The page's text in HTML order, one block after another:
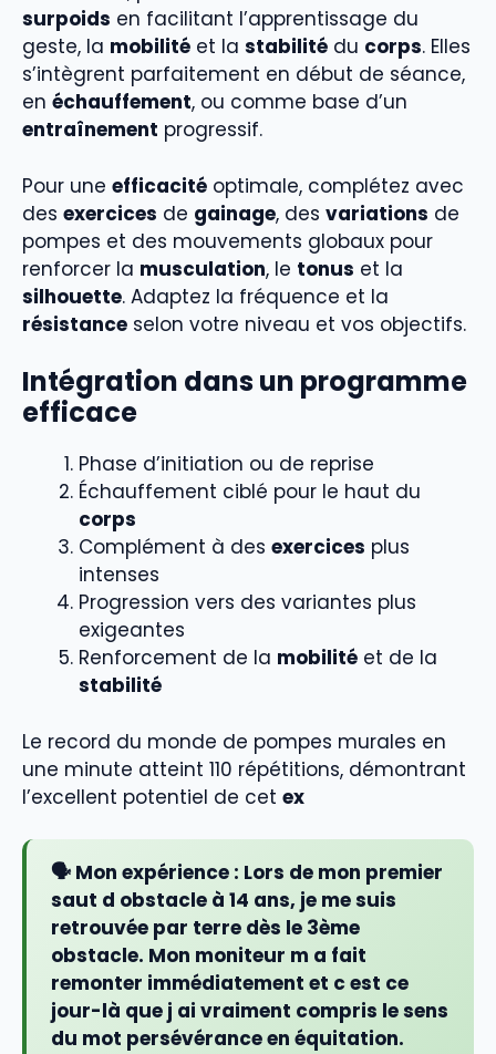
surpoids en facilitant l’apprentissage du
geste, la mobilité et la stabilité du corps. Elles
s’intègrent parfaitement en début de séance,
en échauffement, ou comme base d’un
entraînement progressif.
Pour une efficacité optimale, complétez avec
des exercices de gainage, des variations de
pompes et des mouvements globaux pour
renforcer la musculation, le tonus et la
silhouette. Adaptez la fréquence et la
résistance selon votre niveau et vos objectifs.
Intégration dans un programme
efficace
Phase d’initiation ou de reprise
Échauffement ciblé pour le haut du
corps
Complément à des exercices plus
intenses
Progression vers des variantes plus
exigeantes
Renforcement de la mobilité et de la
stabilité
Le record du monde de pompes murales en
une minute atteint 110 répétitions, démontrant
l’excellent potentiel de cet ex
🗣️ Mon expérience : Lors de mon premier
saut d obstacle à 14 ans, je me suis
retrouvée par terre dès le 3ème
obstacle. Mon moniteur m a fait
remonter immédiatement et c est ce
jour-là que j ai vraiment compris le sens
du mot persévérance en équitation.